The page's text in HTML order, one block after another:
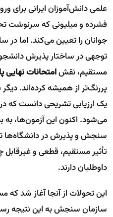
علمی دانش‌آموزان ایرانی برای
فشرده و میلیونی که سرنوشت
جوانان را تعیین می‌کند. اما در
توجهی در ساختار پذیرش
مستقیم، نقشامتحانات نهایی
پررنگ‌تر از همیشه کرده‌اند.
یک ارزیابی تشریحی دانست که
می‌شود. اکنون این آزمون‌ها، به
سنجش و پذیرش در دانشگاه‌ها
تأثیر مستقیم، قطعی و
داوطلبان دارند.
این تحولات از آنجا آغاز شد
سازمان سنجش به این نتیجه